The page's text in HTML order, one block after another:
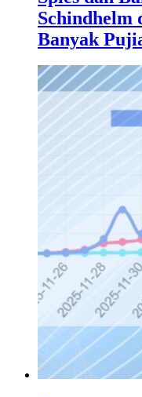
Schindhelm
Banyak